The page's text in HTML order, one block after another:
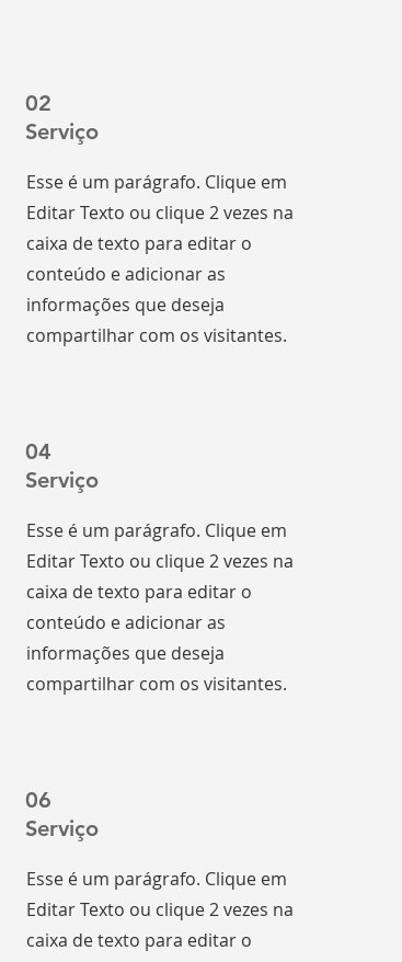
02
Serviço
Esse é um parágrafo. Clique em
Editar Texto ou clique 2 vezes na
caixa de texto para editar o
conteúdo e adicionar as
informações que deseja
compartilhar com os visitantes.
04
Serviço
Esse é um parágrafo. Clique em
Editar Texto ou clique 2 vezes na
caixa de texto para editar o
conteúdo e adicionar as
informações que deseja
compartilhar com os visitantes.
06
Serviço
Esse é um parágrafo. Clique em
Editar Texto ou clique 2 vezes na
caixa de texto para editar o